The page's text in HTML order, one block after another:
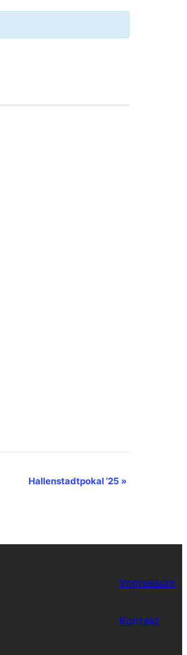
Hallenstadtpokal ’25 »
Impressum
Kontakt